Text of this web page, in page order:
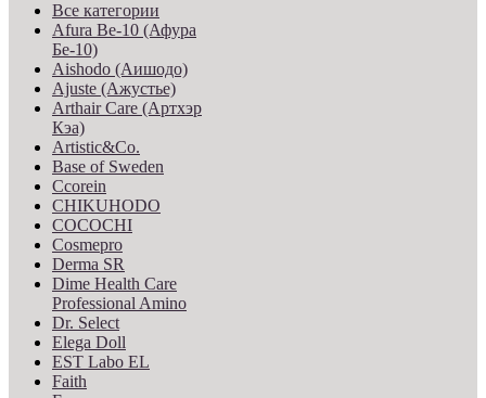
Все категории
Afura Be-10 (Афура
Бе-10)
Aishodo (Аишодо)
Ajuste (Ажустье)
Arthair Care (Артхэр
Кэа)
Artistic&Co.
Base of Sweden
Ccorein
CHIKUHODO
COCOCHI
Cosmepro
Derma SR
Dime Health Care
Professional Amino
Dr. Select
Elega Doll
EST Labo EL
Faith